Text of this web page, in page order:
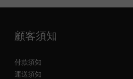
顧客須知
付款須知
運送須知